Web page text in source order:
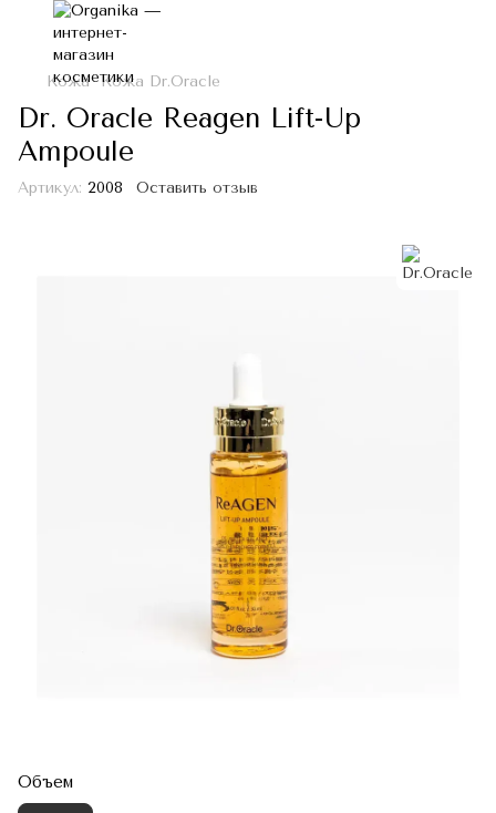
Кожа Кожа Dr.Oracle
Dr. Oracle Reagen Lift-Up
Ampoule
Артикул: 2008 Оставить отзыв
Объем